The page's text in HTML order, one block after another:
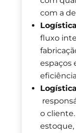
com a
fluxo
espaços
o
estoque,